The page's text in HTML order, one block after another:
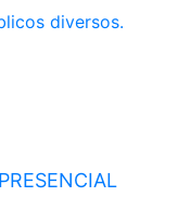
diversos.